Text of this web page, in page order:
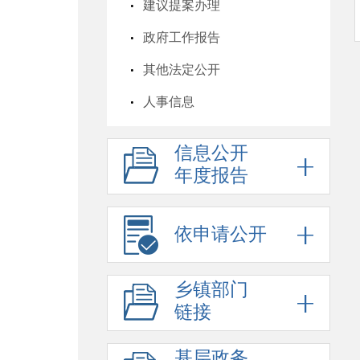
建议提案办理
政府工作报告
其他法定公开
人事信息
行政处罚
六稳六保
行政事业性收费
政府采购
招考信息
信息公开
年度报告
依申请公开
乡镇部门
链接